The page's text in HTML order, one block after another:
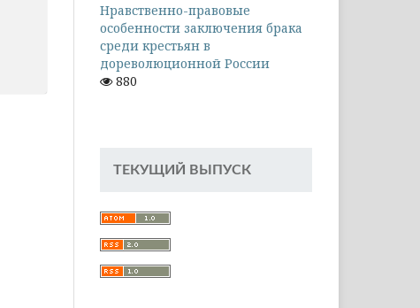
Нравственно-правовые
особенности заключения брака
среди крестьян в
дореволюционной России
880
ТЕКУЩИЙ ВЫПУСК